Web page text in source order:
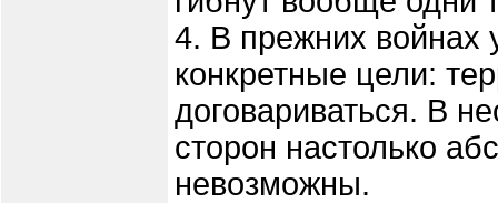
4. В прежних войнах
конкретные цели:
договариваться. В
сторон настолько
невозможны.